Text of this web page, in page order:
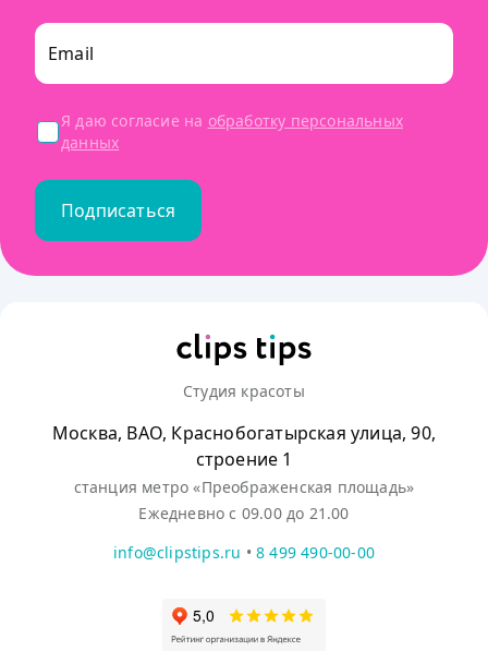
Email
Я даю согласие на обработку персональных
данных
Подписаться
Студия красоты
Москва, ВАО, Краснобогатырская улица, 90,
строение 1
станция метро «Преображенская площадь»
Ежедневно с 09.00 до 21.00
info@clipstips.ru • 8 499 490-00-00